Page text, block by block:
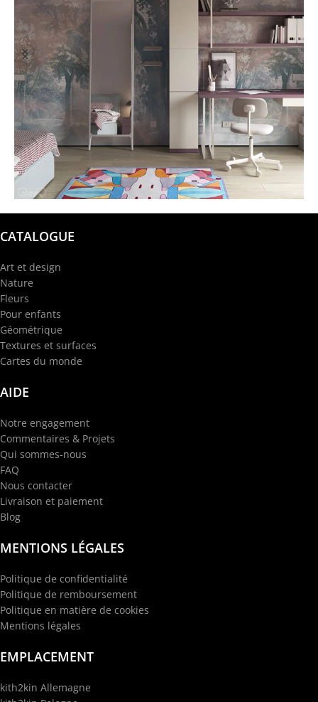
@garba.design
CATALOGUE
Art et design
Nature
Fleurs
Pour enfants
Géométrique
Textures et surfaces
Cartes du monde
AIDE
Notre engagement
Commentaires & Projets
Qui sommes-nous
FAQ
Nous contacter
Livraison et paiement
Blog
MENTIONS LÉGALES
Politique de confidentialité
Politique de remboursement
Politique en matière de cookies
Mentions légales
EMPLACEMENT
kith2kin Allemagne